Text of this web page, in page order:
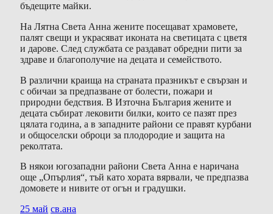
бъдещите майки.
На Лятна Света Анна жените посещават храмовете,
палят свещи и украсяват иконата на светицата с цветя
и дарове. След службата се раздават обредни пити за
здраве и благополучие на децата и семейството.
В различни краища на страната празникът е свързан и
с обичаи за предпазване от болести, пожари и
природни бедствия. В Източна България жените и
децата събират лековити билки, които се пазят през
цялата година, а в западните райони се правят курбани
и общоселски оброци за плодородие и защита на
реколтата.
В някои югозападни райони Света Анна е наричана
още „Опърлия“, тъй като хората вярвали, че предпазва
домовете и нивите от огън и градушки.
25 май св.ана